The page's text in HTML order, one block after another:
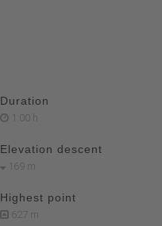
Duration
1:00 h
Elevation descent
169 m
Highest point
627 m